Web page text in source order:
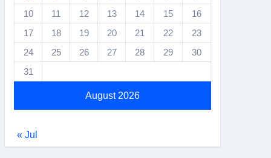
August 2026
10
11 12 13 14 15
16
17
18 19 20 21 22
23
24
25 26 27 28 29
30
31
« Jul